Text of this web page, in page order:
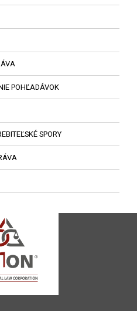
POHĽADÁVOK
SPORY